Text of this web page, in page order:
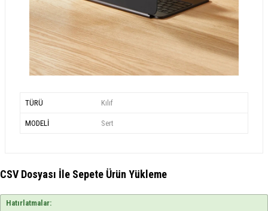
TÜRÜ Kılıf
MODELİ Sert
CSV Dosyası İle Sepete Ürün Yükleme
Hatırlatmalar: